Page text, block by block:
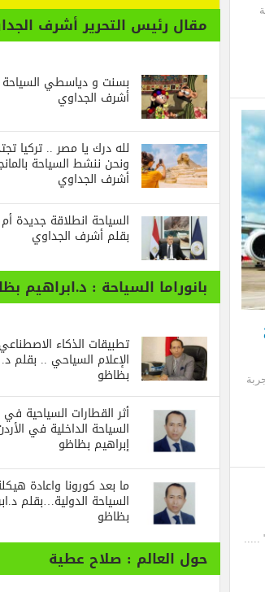
مقال رئيس التحرير أشرف الجداوي
بسنت و دياسطي السياحة ..! بقلم
أشرف الجداوي
لله درك يا مصر .. تركيا تجتذب السياح
ونحن ننشط السياحة بالمانجة …! بقلم
أشرف الجداوي
السياحة انطلاقة جديدة أم هي …؟!
بقلم أشرف الجداوي
بانوراما السياحة : د.ابراهيم بظاظو
تطبيقات الذكاء الاصطناعي في
الإعلام السياحي .. بقلم د. إبراهيم
بظاظو
أثر القطارات السياحية في تنشيط
السياحة الداخلية في الأردن .. بقلم د.
إبراهيم بظاظو
ما بعد كورونا واعادة هيكلة خارطة
السياحة الدولية…بقلم د.ابراهيم
بظاظو
حول العالم : صلاح عطية